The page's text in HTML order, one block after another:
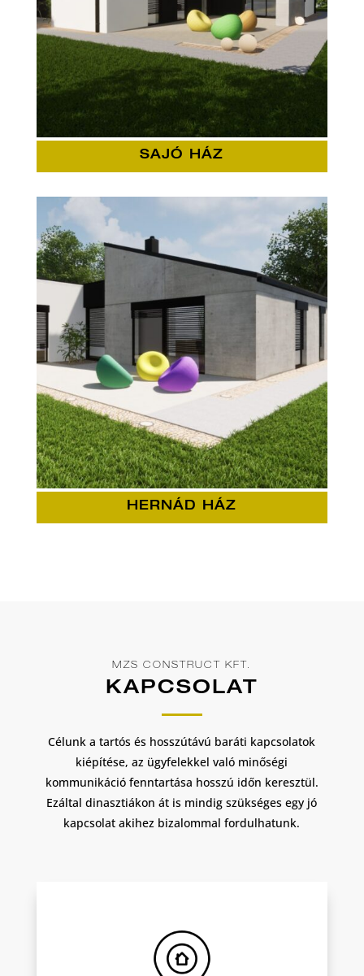
SAJÓ HÁZ
HERNÁD HÁZ
MZS CONSTRUCT KFT.
KAPCSOLAT
Célunk a tartós és hosszútávú baráti kapcsolatok
kiépítése, az ügyfelekkel való minőségi
kommunikáció fenntartása hosszú időn keresztül.
Ezáltal dinasztiákon át is mindig szükséges egy jó
kapcsolat akihez bizalommal fordulhatunk.